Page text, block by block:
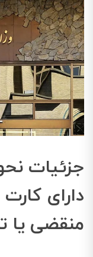
جزئیات
دارای کارت
منقضی یا